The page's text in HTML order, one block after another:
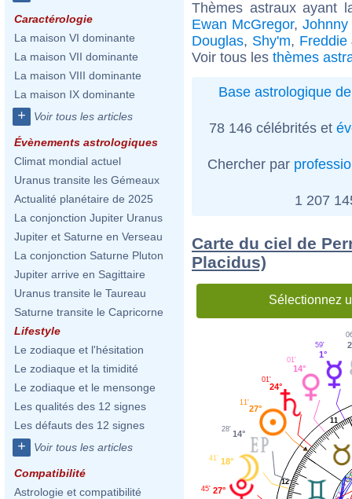
Caractérologie
La maison VI dominante
La maison VII dominante
La maison VIII dominante
La maison IX dominante
+ Voir tous les articles
Évènements astrologiques
Climat mondial actuel
Uranus transite les Gémeaux
Actualité planétaire de 2025
La conjonction Jupiter Uranus
Jupiter et Saturne en Verseau
La conjonction Saturne Pluton
Jupiter arrive en Sagittaire
Uranus transite le Taureau
Saturne transite le Capricorne
Lifestyle
Le zodiaque et l'hésitation
Le zodiaque et la timidité
Le zodiaque et le mensonge
Les qualités des 12 signes
Les défauts des 12 signes
+ Voir tous les articles
Compatibilité
Astrologie et compatibilité
Thèmes astraux ayant
Ewan McGregor,
Douglas, Shy'm, Freddie
Voir tous les thèmes
Base astrologique
78 146 célébrités et
Chercher par
1 207
Carte du ciel de
Placidus)
Sélectionnez
11
12
1°
59'
14°
01'
24°
01'
27°
11'
14°
28'
18°
41'
27°
45'